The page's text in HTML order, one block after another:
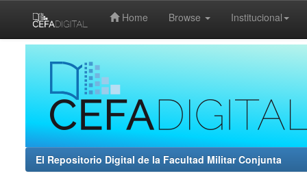
Home Browse Institucional
El Repositorio Digital de la Facultad Militar Conjunta